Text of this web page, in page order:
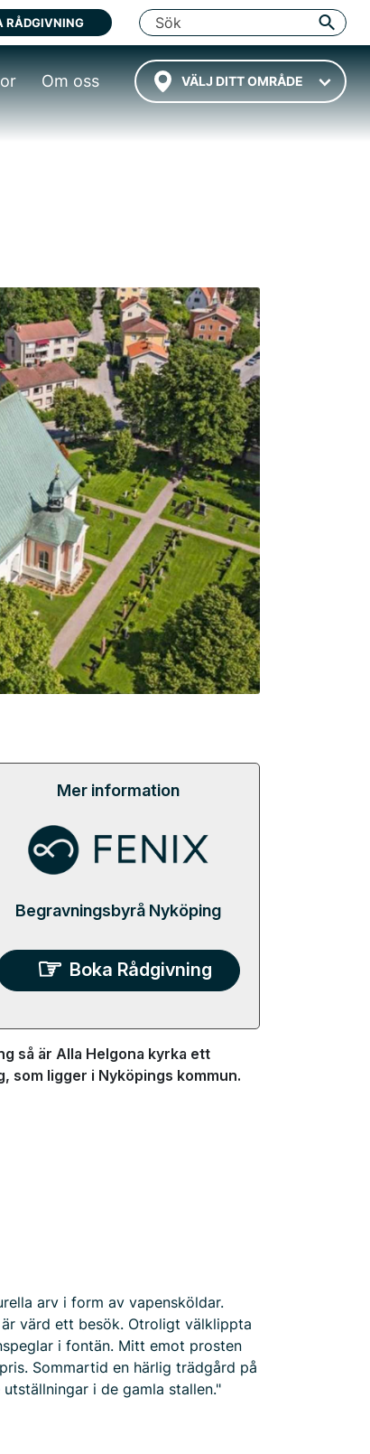
RÅDGIVNING
VÄLJ DITT OMRÅDE
Om oss
Mer information
Begravningsbyrå Nyköping
Boka Rådgivning
så är Alla Helgona kyrka ett
som ligger i Nyköpings kommun.
arv i form av vapensköldar.
värd ett besök. Otroligt välklippta
i fontän. Mitt emot prosten
Sommartid en härlig trädgård på
i de gamla stallen."